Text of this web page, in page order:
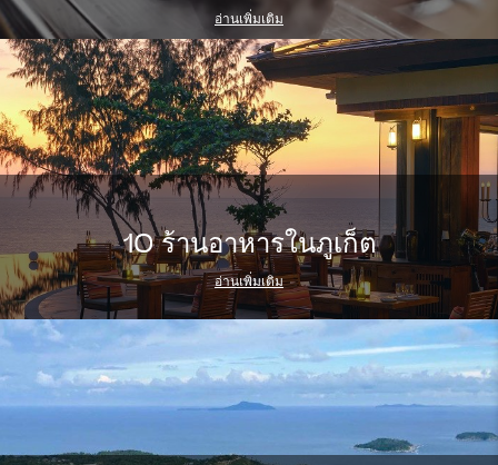
อ่านเพิ่มเติม
10 ร้านอาหารในภูเก็ต
อ่านเพิ่มเติม